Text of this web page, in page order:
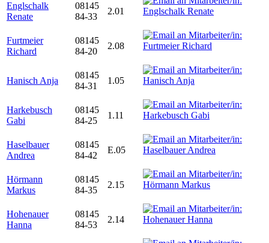
Englschalk
Renate
08145
84-33
2.01
Furtmeier
Richard
08145
84-20
2.08
Hanisch Anja
08145
84-31
1.05
Harkebusch
Gabi
08145
84-25
1.11
Haselbauer
Andrea
08145
84-42
E.05
Hörmann
Markus
08145
84-35
2.15
Hohenauer
Hanna
08145
84-53
2.14